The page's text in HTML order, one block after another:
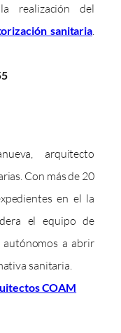
realización del
sanitaria
arquitecto
Con más de 20
en el la
el equipo de
autónomos a abrir
sanitaria.
COAM